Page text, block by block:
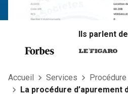
Ils parlent
Accueil Services
La procédure d’apurement